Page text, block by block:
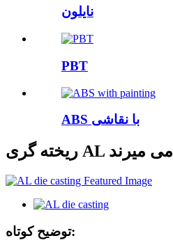
نایلون
PBT
ABS با نقاشی
ریخته گری AL می میرند
توضیح کوتاه: